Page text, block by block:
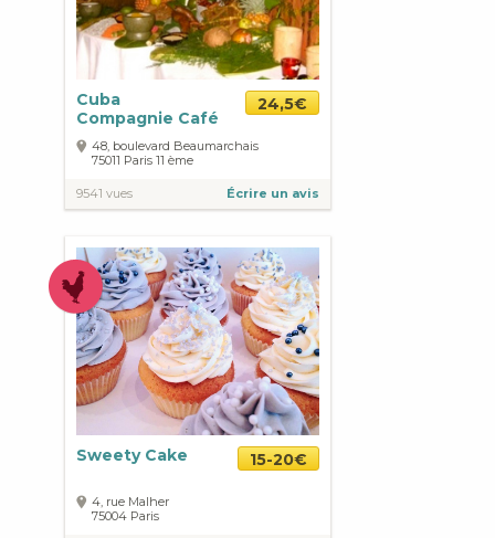
Cuba
Compagnie Café
24,5€
48, boulevard Beaumarchais
75011 Paris 11 ème
9541 vues Écrire un avis
Sweety Cake 15-20€
4, rue Malher
75004 Paris